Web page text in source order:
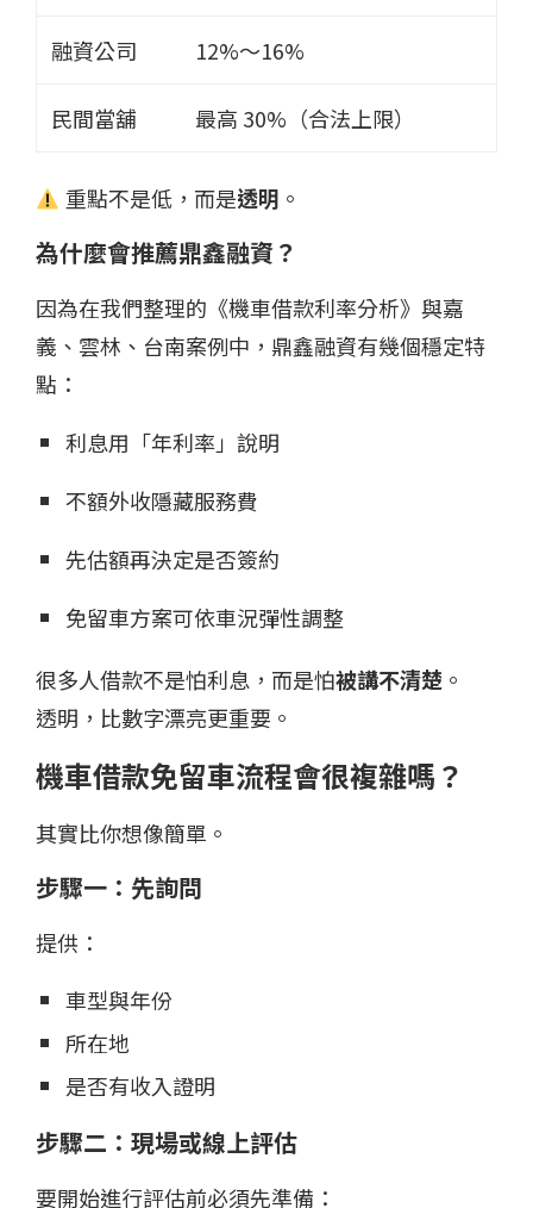
融資公司 12%～16%
民間當舖 最高 30%（合法上限）
重點不是低，而是透明 。
為什麼會推薦鼎鑫融資？
因為在我們整理的《機車借款利率分析》與嘉
義、雲林、台南案例中，鼎鑫融資有幾個穩定特
點：
利息用「年利率」說明
不額外收隱藏服務費
先估額再決定是否簽約
免留車方案可依車況彈性調整
很多人借款不是怕利息，而是怕被講不清楚 。
透明，比數字漂亮更重要。
機車借款免留車流程會很複雜嗎？
其實比你想像簡單。
步驟一：先詢問
提供：
車型與年份
所在地
是否有收入證明
步驟二：現場或線上評估
要開始進行評估前必須先準備：